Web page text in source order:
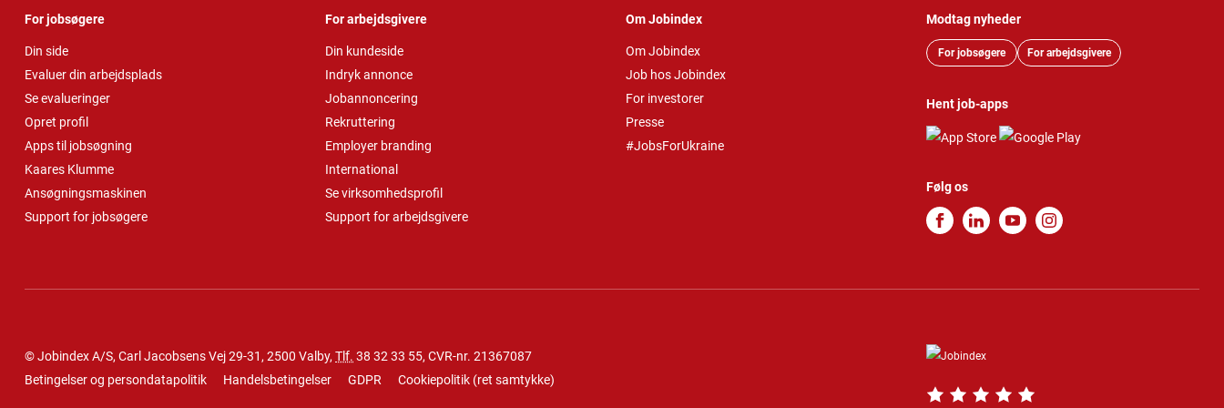
For jobsøgere
Din side
Evaluer din arbejdsplads
Se evalueringer
Opret profil
Apps til jobsøgning
Kaares Klumme
Ansøgningsmaskinen
Support for jobsøgere
For arbejdsgivere
Din kundeside
Indryk annonce
Jobannoncering
Rekruttering
Employer branding
International
Se virksomhedsprofil
Support for arbejdsgivere
Om Jobindex
Om Jobindex
Job hos Jobindex
For investorer
Presse
#JobsForUkraine
Modtag nyheder
For jobsøgere For arbejdsgivere
Hent job-apps
Følg os
© Jobindex A/S, Carl Jacobsens Vej 29-31, 2500 Valby, Tlf. 38 32 33 55, CVR-nr. 21367087
Betingelser og persondatapolitik
Handelsbetingelser GDPR Cookiepolitik (ret samtykke)